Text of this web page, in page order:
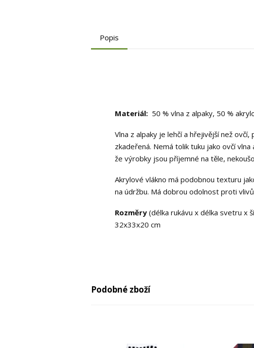
Popis
Materiál:50 % vlna z alpaky, 50 %
Vlna z alpaky je lehčí a hřejivější než
zkadeřená. Nemá tolik tuku jako ovčí
že výrobky jsou příjemné na těle,
Akrylové vlákno má podobnou texturu
na údržbu. Má dobrou odolnost proti
Rozměry(délka rukávu x délka svetru x
32x33x20 cm
Podobné zboží